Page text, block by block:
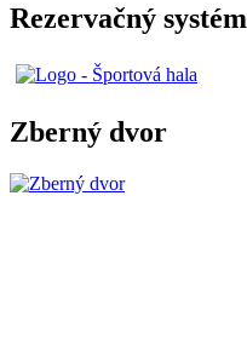
Rezervačný systém
Zberný dvor